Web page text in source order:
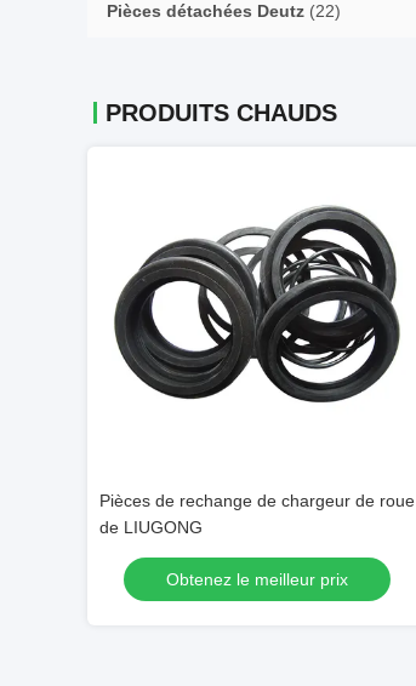
Pièces détachées Deutz (22)
PRODUITS CHAUDS
Pièces de rechange de chargeur de roue
de LIUGONG
Obtenez le meilleur prix